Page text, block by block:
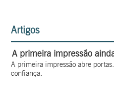
Artigos
A primeira impressão
A primeira impressão abre
confiança.